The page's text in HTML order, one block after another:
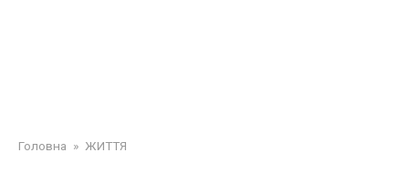
Головна » ЖИТТЯ